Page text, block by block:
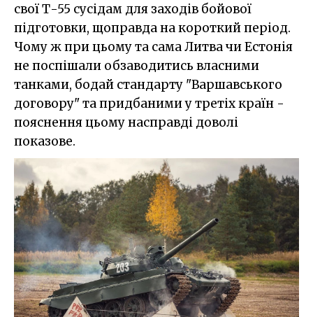
свої Т-55 сусідам для заходів бойової
підготовки, щоправда на короткий період.
Чому ж при цьому та сама Литва чи Естонія
не поспішали обзаводитись власними
танками, бодай стандарту "Варшавського
договору" та придбаними у третіх країн -
пояснення цьому насправді доволі
показове.